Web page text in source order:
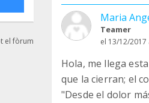
el fòrum
Maria
Teamer
el 13/12/2017
Hola, me llega
que la cierran; el
"Desde el dolor